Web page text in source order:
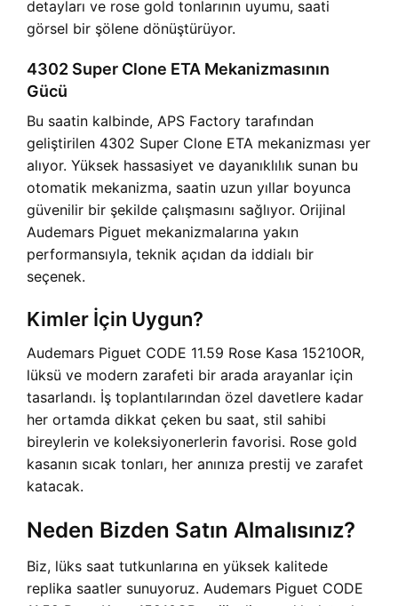
detayları ve rose gold tonlarının uyumu, saati
görsel bir şölene dönüştürüyor.
4302 Super Clone ETA Mekanizmasının
Gücü
Bu saatin kalbinde, APS Factory tarafından
geliştirilen 4302 Super Clone ETA mekanizması yer
alıyor. Yüksek hassasiyet ve dayanıklılık sunan bu
otomatik mekanizma, saatin uzun yıllar boyunca
güvenilir bir şekilde çalışmasını sağlıyor. Orijinal
Audemars Piguet mekanizmalarına yakın
performansıyla, teknik açıdan da iddialı bir
seçenek.
Kimler İçin Uygun?
Audemars Piguet CODE 11.59 Rose Kasa 15210OR,
lüksü ve modern zarafeti bir arada arayanlar için
tasarlandı. İş toplantılarından özel davetlere kadar
her ortamda dikkat çeken bu saat, stil sahibi
bireylerin ve koleksiyonerlerin favorisi. Rose gold
kasanın sıcak tonları, her anınıza prestij ve zarafet
katacak.
Neden Bizden Satın Almalısınız?
Biz, lüks saat tutkunlarına en yüksek kalitede
replika saatler sunuyoruz. Audemars Piguet CODE